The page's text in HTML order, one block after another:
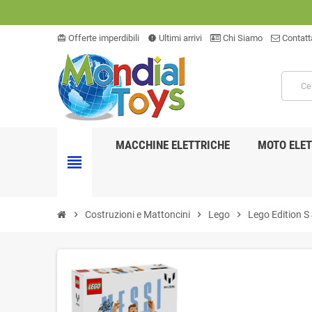
card_giftcard Offerte imperdibili new_releases Ultimi arrivi Chi Siamo
view_headline
MACCHINE ELETTRICHE MOTO
chevron_right Costruzioni e Mattoncini chevron_right Lego chevron_right Lego Edition